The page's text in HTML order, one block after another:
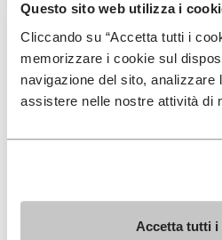
Questo sito web utilizza i
Cliccando su “Accetta tutti i
memorizzare i cookie sul
navigazione del sito, analizzare
assistere nelle nostre attività di
Accetta tutti i
Rhythmus.
Höhen vom oberen Bündchen
MELDEN SIE SICH AN UND